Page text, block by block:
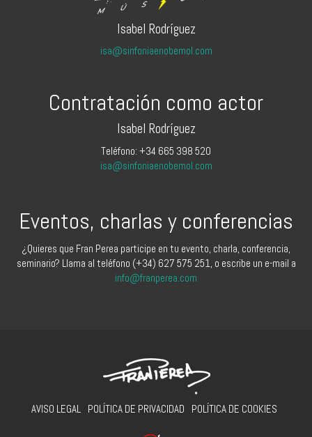
Isabel Rodríguez
isa@sinfoniaenobemol.com
Contratación como actor
Isabel Rodríguez
Teléfono: +34 665 398 520
isa@sinfoniaenobemol.com
Eventos, charlas y conferencias
¿Quieres que Fran Perea participe en tu evento, charla, conferencia,
seminario? Llama al teléfono (+34) 627 575 251, o escribe un e-mail a
info@franperea.com
AVISO LEGAL POLÍTICA DE PRIVACIDAD POLÍTICA DE COOKIES